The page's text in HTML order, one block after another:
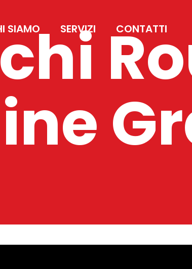
SIAMO SERVIZI CONTATTI